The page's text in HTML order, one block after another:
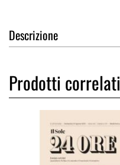
Descrizione
Prodotti correlati